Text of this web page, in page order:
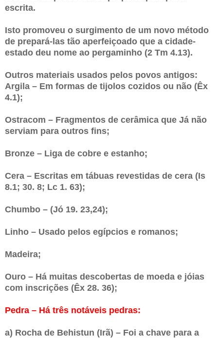
escrita.
Isto promoveu o surgimento de um novo método
de prepará-las tão aperfeiçoado que a cidade-
estado deu nome ao pergaminho (2 Tm 4.13).
Outros materiais usados pelos povos antigos:
Argila – Em formas de tijolos cozidos ou não (Êx
4.1);
Ostracom – Fragmentos de cerâmica que Já não
serviam para outros fins;
Bronze – Liga de cobre e estanho;
Cera – Escritas em tábuas revestidas de cera (Is
8.1; 30. 8; Lc 1. 63);
Chumbo – (Jó 19. 23,24);
Linho – Usado pelos egípcios e romanos;
Madeira;
Ouro – Há muitas descobertas de moeda e jóias
com inscrições (Êx 28. 36);
Pedra – Há três notáveis pedras:
a) Rocha de Behistun (Irã) – Foi a chave para a